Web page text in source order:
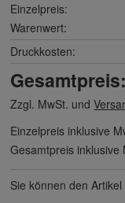
Einzelpreis:
Warenwert:
Druckkosten:
Gesamtpreis:
Zzgl. MwSt. und
Einzelpreis inklusive
Gesamtpreis
Sie können den